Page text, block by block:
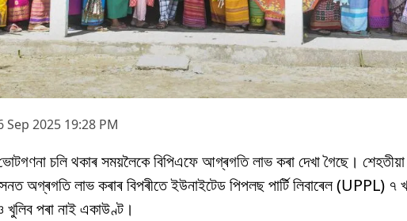
Sep 2025 19:28 PM
চলি থকাৰ সময়লৈকে বিপিএফে আগ্ৰগতি লাভ কৰা দেখা গৈছে। শেহতীয়া
লাভ কৰাৰ বিপৰীতে ইউনাইটেড পিপলছ পাৰ্টি লিবাৰেল (UPPL)
পৰা নাই একাউণ্ট।